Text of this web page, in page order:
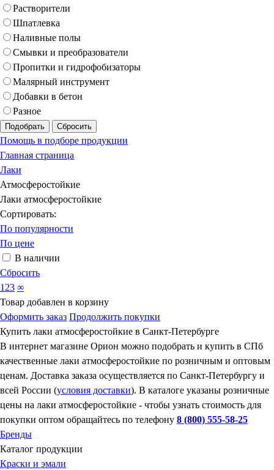
Растворители
Шпатлевка
Наливные полы
Смывки и преобразователи
Пропитки и гидрофобизаторы
Малярный инструмент
Добавки в бетон
Разное
Подобрать Сбросить
Помощь в подборе продукции
Главная страница
Лаки
Атмосферостойкие
Лаки атмосферостойкие
Сортировать:
По популярности
По цене
В наличии
Сбросить
123 ∞
Товар добавлен в корзину
Оформить заказ Продолжить покупки
Купить лаки атмосферостойкие в Санкт-Петербурге
В интернет магазине Орион можно подобрать и купить в СПб
качественные лаки атмосферостойкие по розничным и оптовым
ценам. Доставка заказа осуществляется по Санкт-Петербургу и
всей России (условия доставки). В каталоге указаны розничные
цены на лаки атмосферостойкие - чтобы узнать стоимость для
покупки оптом обращайтесь по телефону 8 (800) 555-58-25
Бренды
Каталог продукции
Краски и эмали